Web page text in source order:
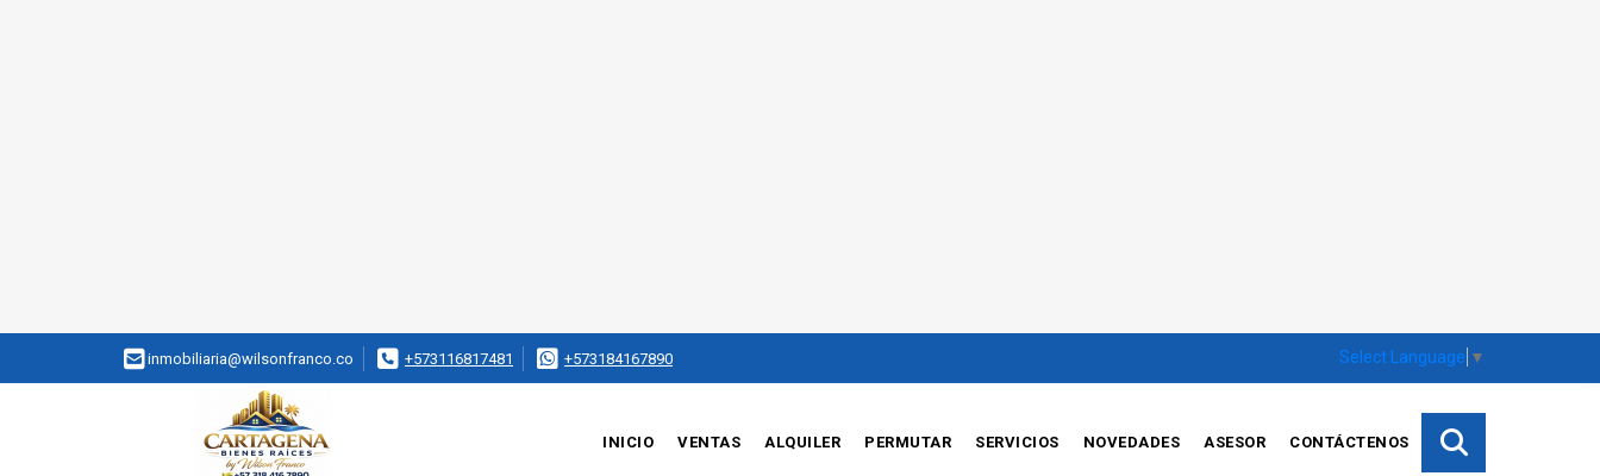
inmobiliaria@wilsonfranco.co +573116817481 +573184167890 Select Language ▼
INICIO VENTAS ALQUILER PERMUTAR SERVICIOS NOVEDADES ASESOR CONTÁCTENOS